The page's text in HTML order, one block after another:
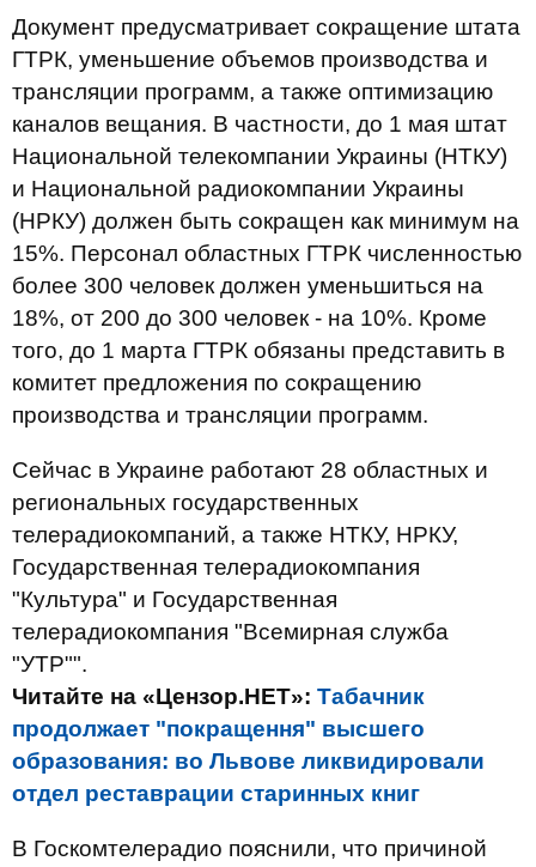
Документ предусматривает сокращение штата
ГТРК, уменьшение объемов производства и
трансляции программ, а также оптимизацию
каналов вещания. В частности, до 1 мая штат
Национальной телекомпании Украины (НТКУ)
и Национальной радиокомпании Украины
(НРКУ) должен быть сокращен как минимум на
15%. Персонал областных ГТРК численностью
более 300 человек должен уменьшиться на
18%, от 200 до 300 человек - на 10%. Кроме
того, до 1 марта ГТРК обязаны представить в
комитет предложения по сокращению
производства и трансляции программ.
Сейчас в Украине работают 28 областных и
региональных государственных
телерадиокомпаний, а также НТКУ, НРКУ,
Государственная телерадиокомпания
"Культура" и Государственная
телерадиокомпания "Всемирная служба
"УТР"".
Читайте на «Цензор.НЕТ»: Табачник
продолжает "покращення" высшего
образования: во Львове ликвидировали
отдел реставрации старинных книг
В Госкомтелерадио пояснили, что причиной